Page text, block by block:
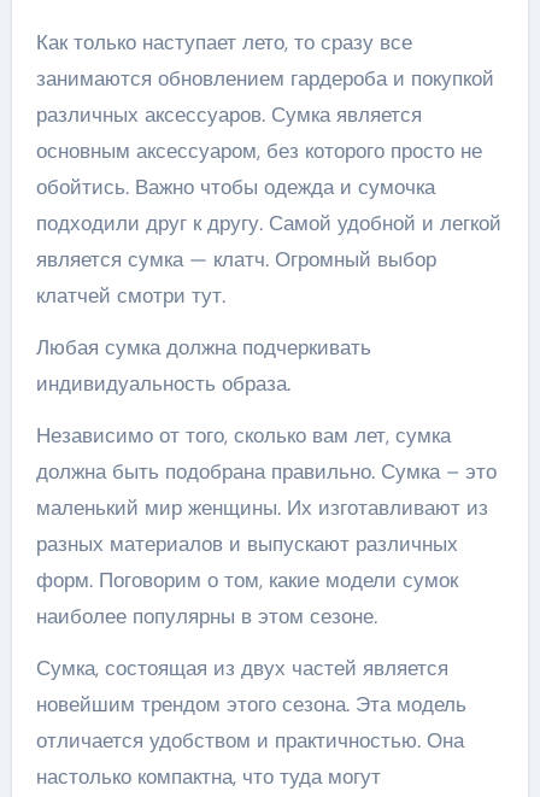
Как только наступает лето, то сразу все
занимаются обновлением гардероба и покупкой
различных аксессуаров. Сумка является
основным аксессуаром, без которого просто не
обойтись. Важно чтобы одежда и сумочка
подходили друг к другу. Самой удобной и легкой
является сумка — клатч. Огромный выбор
клатчей смотри тут.
Любая сумка должна подчеркивать
индивидуальность образа.
Независимо от того, сколько вам лет, сумка
должна быть подобрана правильно. Сумка – это
маленький мир женщины. Их изготавливают из
разных материалов и выпускают различных
форм. Поговорим о том, какие модели сумок
наиболее популярны в этом сезоне.
Сумка, состоящая из двух частей является
новейшим трендом этого сезона. Эта модель
отличается удобством и практичностью. Она
настолько компактна, что туда могут